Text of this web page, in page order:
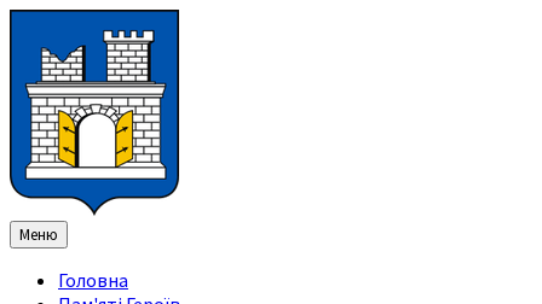
змісту
ліву
бічну
панель
праву
бічну
панель
нижнього
колонтитула
Меню
Головна